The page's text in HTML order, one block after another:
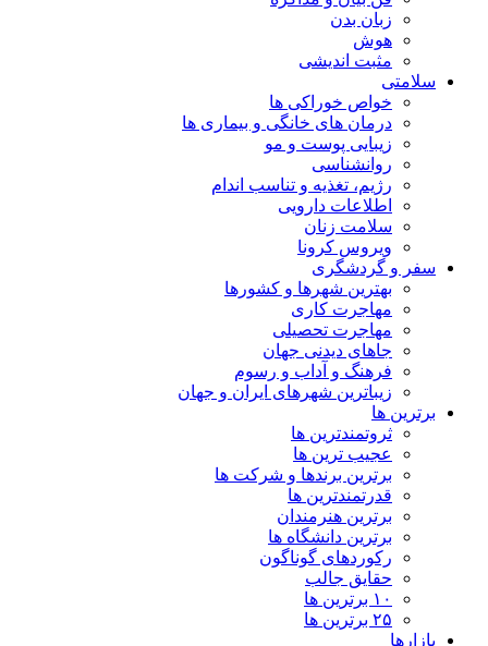
زبان بدن
هوش
مثبت اندیشی
سلامتی
خواص خوراکی ها
درمان های خانگی و بیماری ها
زیبایی پوست و مو
روانشناسی
رژیم، تغذیه و تناسب اندام
اطلاعات دارویی
سلامت زنان
ویروس کرونا
سفر و گردشگری
بهترین شهرها و کشورها
مهاجرت کاری
مهاجرت تحصیلی
جاهای دیدنی جهان
فرهنگ و آداب و رسوم
زیباترین شهرهای ایران و جهان
برترین ها
ثروتمندترین ها
عجیب ترین ها
برترین برندها و شرکت ها
قدرتمندترین ها
برترین هنرمندان
برترین دانشگاه ها
رکوردهای گوناگون
حقایق جالب
۱۰ برترین ها
۲۵ برترین ها
بازارها